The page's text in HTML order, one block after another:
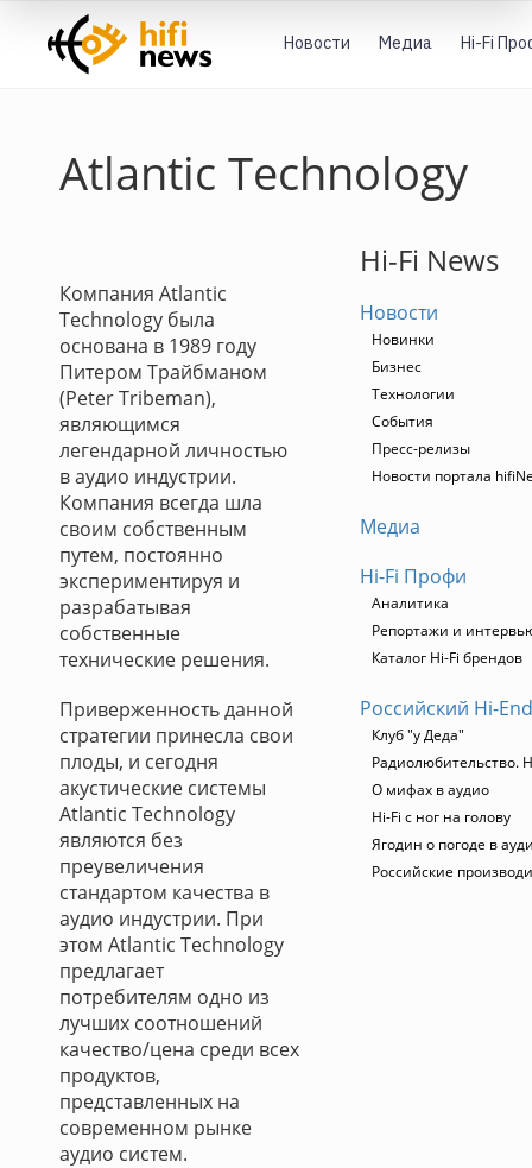
Новости Медиа Hi-Fi
Atlantic Technology
Компания Atlantic
Technology была
основана в 1989 году
Питером Трайбманом
(Peter Tribeman),
являющимся
легендарной личностью
в аудио индустрии.
Компания всегда шла
своим собственным
путем, постоянно
экспериментируя и
разрабатывая
собственные
технические решения.
Приверженность данной
стратегии принесла свои
плоды, и сегодня
акустические системы
Atlantic Technology
являются без
преувеличения
стандартом качества в
аудио индустрии. При
этом Atlantic Technology
предлагает
потребителям одно из
лучших соотношений
качество/цена среди всех
продуктов,
представленных на
современном рынке
аудио систем.
Hi-Fi News
Новости
Новинки
Бизнес
Технологии
События
Пресс-релизы
Новости портала
Медиа
Hi-Fi Профи
Аналитика
Репортажи и
Каталог Hi-Fi брендов
Российский Hi-End
Клуб "у Деда"
Радиолюбительство.
О мифах в аудио
Hi-Fi с ног на голову
Ягодин о погоде в
Российские